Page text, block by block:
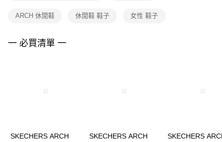
３．未成年的使用者請事先徵得法定代理人或監護人之同意方可使用
４．使用「AFTEE先享後付」時，將依據個別帳號之用戶狀況，依本公司即
ARCH 休閒鞋 休閒鞋 鞋子 女性 鞋子
一 必買清單 一
SKECHERS ARCH
SKECHERS ARCH
SKECHERS